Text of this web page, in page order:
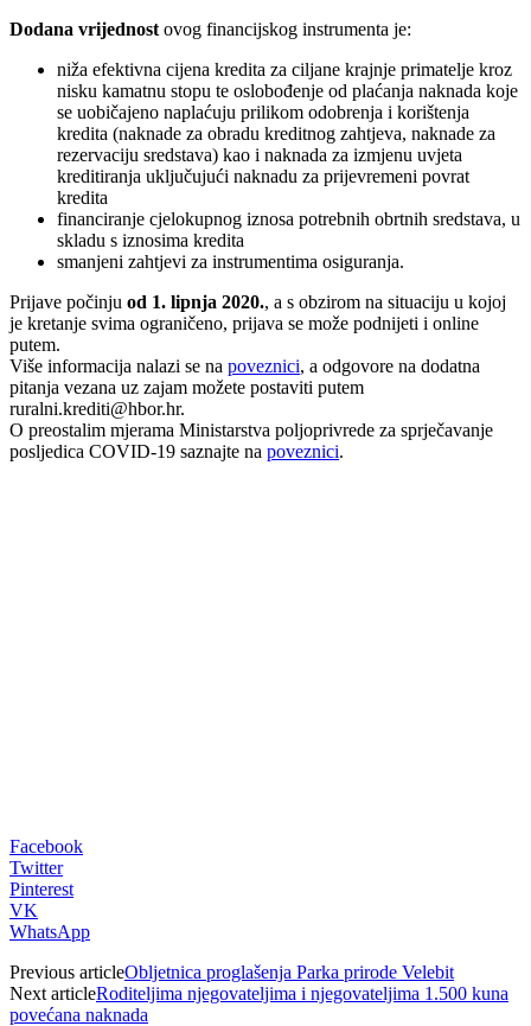
Dodana vrijednost ovog financijskog instrumenta je:
niža efektivna cijena kredita za ciljane krajnje primatelje kroz
nisku kamatnu stopu te oslobođenje od plaćanja naknada koje
se uobičajeno naplaćuju prilikom odobrenja i korištenja
kredita (naknade za obradu kreditnog zahtjeva, naknade za
rezervaciju sredstava) kao i naknada za izmjenu uvjeta
kreditiranja uključujući naknadu za prijevremeni povrat
kredita
financiranje cjelokupnog iznosa potrebnih obrtnih sredstava, u
skladu s iznosima kredita
smanjeni zahtjevi za instrumentima osiguranja.
Prijave počinju od 1. lipnja 2020., a s obzirom na situaciju u kojoj
je kretanje svima ograničeno, prijava se može podnijeti i online
putem.
Više informacija nalazi se na poveznici, a odgovore na dodatna
pitanja vezana uz zajam možete postaviti putem
ruralni.krediti@hbor.hr.
O preostalim mjerama Ministarstva poljoprivrede za sprječavanje
posljedica COVID-19 saznajte na poveznici.
Facebook
Twitter
Pinterest
VK
WhatsApp
Previous articleObljetnica proglašenja Parka prirode Velebit
Next articleRoditeljima njegovateljima i njegovateljima 1.500 kuna
povećana naknada